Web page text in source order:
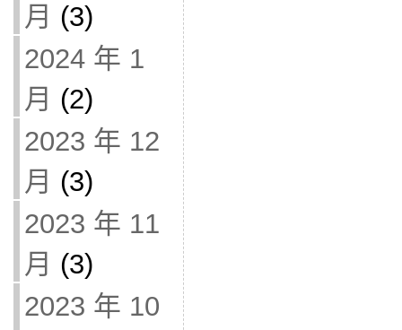
月 (3)
2024 年 1
月 (2)
2023 年 12
月 (3)
2023 年 11
月 (3)
2023 年 10